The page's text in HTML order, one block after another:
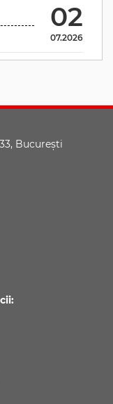
02
07.2026
Bucureşti